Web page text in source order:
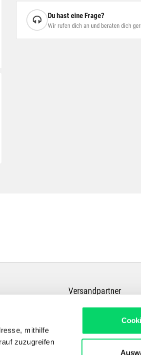
mithilfe
zuzugreifen
Du hast eine Frage?
Wir rufen dich an und beraten dich
Versandpartner